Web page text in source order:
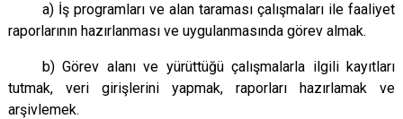
a) İş programları ve alan taraması çalışmaları ile faaliyet
raporlarının hazırlanması ve uygulanmasında görev almak.
b) Görev alanı ve yürüttüğü çalışmalarla ilgili kayıtları
tutmak, veri girişlerini yapmak, raporları hazırlamak ve
arşivlemek.